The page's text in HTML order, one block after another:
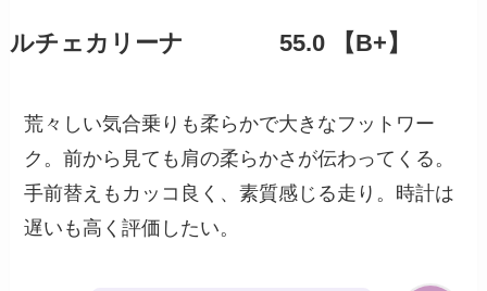
ルチェカリーナ 55.0 【B+】
荒々しい気合乗りも柔らかで大きなフットワー
ク。前から見ても肩の柔らかさが伝わってくる。
手前替えもカッコ良く、素質感じる走り。時計は
遅いも高く評価したい。